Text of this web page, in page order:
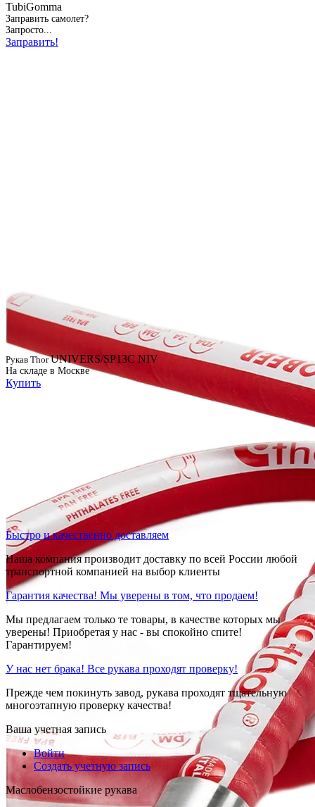
TubiGomma
Заправить самолет?
Запросто...
Заправить!
Рукав ThorUNIVERS/SP13C NIV
На складе в Москве
Купить
Быстро и качественно доставляем
Наша компания производит доставку по всей России любой
транспортной компанией на выбор клиенты
Гарантия качества! Мы уверены в том, что продаем!
Мы предлагаем только те товары, в качестве которых мы
уверены! Приобретая у нас - вы спокойно спите!
Гарантируем!
У нас нет брака! Все рукава проходят проверку!
Прежде чем покинуть завод, рукава проходят тщательную
многоэтапную проверку качества!
Ваша учетная запись
Войти
Создать учетную запись
Маслобензостойкие рукава